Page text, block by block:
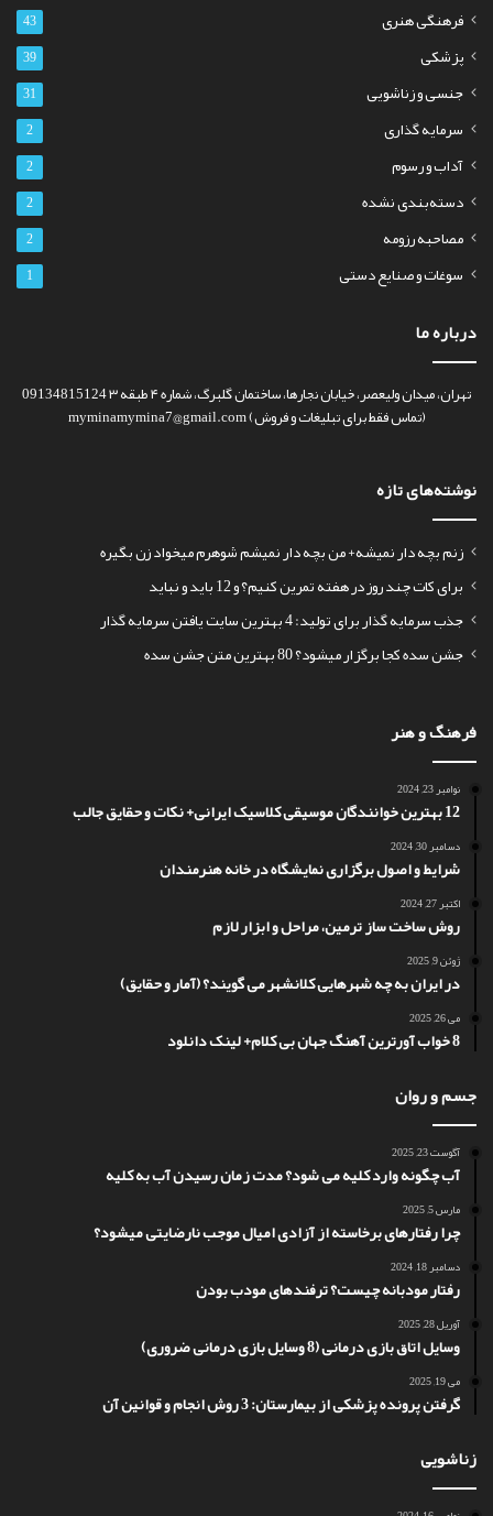
فرهنگی هنری 43
پزشکی 39
جنسی و زناشویی 31
سرمایه گذاری 2
آداب و رسوم 2
دسته‌بندی نشده 2
مصاحبه رزومه 2
سوغات و صنایع دستی 1
درباره ما
تهران، میدان ولیعصر، خیابان نجارها، ساختمان گلبرگ، شماره ۴ طبقه ۳ 09134815124
(تماس فقط برای تبلیغات و فروش) myminamymina7@gmail.com
نوشته‌های تازه
زنم بچه دار نمیشه+ من بچه دار نمیشم شوهرم میخواد زن بگیره
برای کات چند روز در هفته تمرین کنیم؟ و 12 باید و نباید
جذب سرمایه گذار برای تولید: 4 بهترین سایت یافتن سرمایه گذار
جشن سده کجا برگزار میشود؟ 80 بهترین متن جشن سده
فرهنگ و هنر
نوامبر 23, 2024
12 بهترین خوانندگان موسیقی کلاسیک ایرانی+ نکات و حقایق جالب
دسامبر 30, 2024
شرایط و اصول برگزاری نمایشگاه در خانه هنرمندان
اکتبر 27, 2024
روش ساخت ساز ترمین، مراحل و ابزار لازم
ژوئن 9, 2025
در ایران به چه شهرهایی کلانشهر می گویند؟ (آمار و حقایق)
می 26, 2025
8 خواب آورترین آهنگ جهان بی کلام+ لینک دانلود
جسم و روان
آگوست 23, 2025
آب چگونه وارد کلیه می شود؟ مدت زمان رسیدن آب به کلیه
مارس 5, 2025
چرا رفتارهای برخاسته از آزادی امیال موجب نارضایتی میشود؟
دسامبر 18, 2024
رفتار مودبانه چیست؟ ترفندهای مودب بودن
آوریل 28, 2025
وسایل اتاق بازی درمانی (8 وسایل بازی درمانی ضروری)
می 19, 2025
گرفتن پرونده پزشکی از بیمارستان: 3 روش انجام و قوانین آن
زناشویی